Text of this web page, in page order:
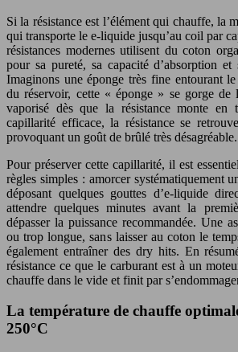
Si la résistance est l’élément qui chauffe, la
qui transporte le e-liquide jusqu’au coil par
résistances modernes utilisent du coton
pour sa pureté, sa capacité d’absorption et
Imaginons une éponge très fine entourant
du réservoir, cette « éponge » se gorge de
vaporisé dès que la résistance monte en
capillarité efficace, la résistance se
provoquant un goût de brûlé très désagréable.
Pour préserver cette capillarité, il est
règles simples : amorcer systématiquement
déposant quelques gouttes d’e-liquide
attendre quelques minutes avant la
dépasser la puissance recommandée. Une
ou trop longue, sans laisser au coton le
également entraîner des dry hits. En
résistance ce que le carburant est à un
chauffe dans le vide et finit par
La température de chauffe
250°C